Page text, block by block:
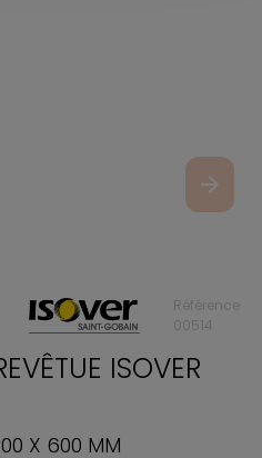
arrow_forward
Référence
00514
ISOVER
X 600 MM